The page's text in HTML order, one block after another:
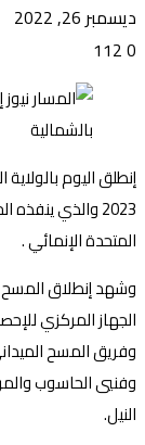
ديسمبر 26, 2022
0
2023 والذي
المتحدة الإنمائي .
وشهد إنطلاق المسح
الجهاز المركزي
وفريق المسح
وفنيي الحاسوب
النيل.